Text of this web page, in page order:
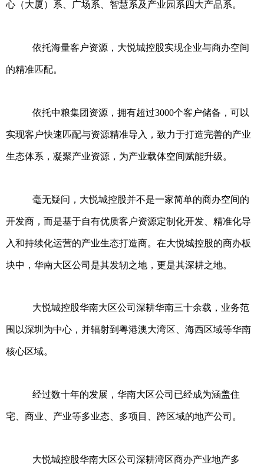
心（大厦）系、广场系、智慧系及产业园系四大产品系。
依托海量客户资源，大悦城控股实现企业与商办空间
的精准匹配。
依托中粮集团资源，拥有超过3000个客户储备，可以
实现客户快速匹配与资源精准导入，致力于打造完善的产业
生态体系，凝聚产业资源，为产业载体空间赋能升级。
毫无疑问，大悦城控股并不是一家简单的商办空间的
开发商，而是基于自有优质客户资源定制化开发、精准化导
入和持续化运营的产业生态打造商。在大悦城控股的商办板
块中，华南大区公司是其发轫之地，更是其深耕之地。
大悦城控股华南大区公司深耕华南三十余载，业务范
围以深圳为中心，并辐射到粤港澳大湾区、海西区域等华南
核心区域。
经过数十年的发展，华南大区公司已经成为涵盖住
宅、商业、产业等多业态、多项目、跨区域的地产公司。
大悦城控股华南大区公司深耕湾区商办产业地产多